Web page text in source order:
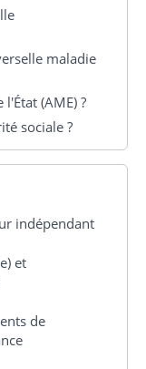
maladie
(AME) ?
sociale ?
indépendant
et
de